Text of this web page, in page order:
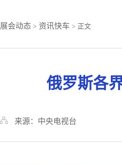
展会动态 > 资讯快车 > 正文
俄罗斯各
来源：中央电视台